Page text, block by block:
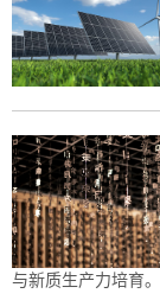
与新质生产力培育。